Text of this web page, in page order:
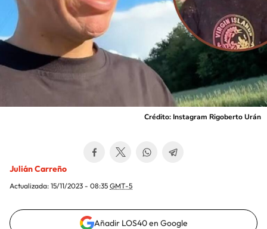
Crédito: Instagram Rigoberto Urán
Julián Carreño
Actualizada: 15/11/2023 - 08:35 GMT-5
Añadir LOS40 en Google